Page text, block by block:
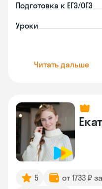
Подготовка к ЕГЭ/ОГЭ
Уроки
Читать дальше
5 от 1733 ₽